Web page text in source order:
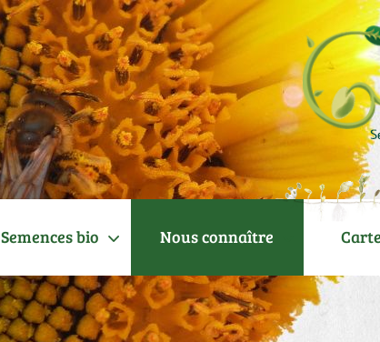
Semences bio Nous connaître